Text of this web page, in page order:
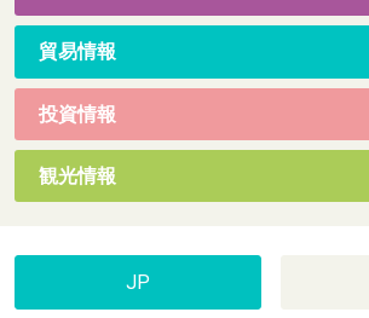
貿易情報
投資情報
観光情報
JP